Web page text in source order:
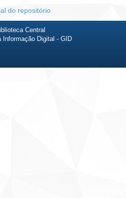
do repositório
Central
Informação Digital - GID